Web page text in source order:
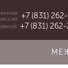
+7 (831)
+7 (831)